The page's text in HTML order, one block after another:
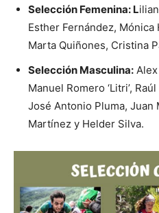
Selección Femenina: L
Esther Fernández, Mónica
Marta Quiñones, Cristina
Selección Masculina:
Manuel Romero ‘Litri’,
José Antonio Pluma, Juan
Martínez y Helder Silva.